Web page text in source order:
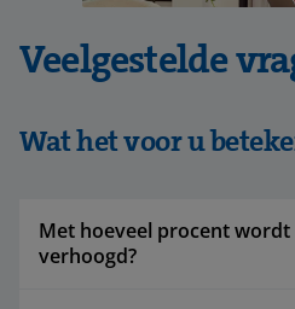
Veelgestelde
Wat het voor u
Met hoeveel procent
verhoogd?